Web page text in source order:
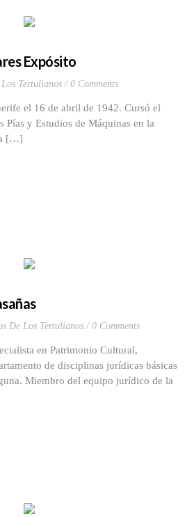
Expósito
Tertulianos 0 Comments
el 16 de abril de 1942. Cursó el
Pías y Estudios de Máquinas en la
[…]
De Los Tertulianos 0 Comments
en Patrimonio Cultural,
de disciplinas jurídicas básicas
Miembro del equipo jurídico de la